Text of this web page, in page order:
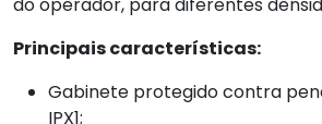
Principais características:
Gabinete protegido contra
IPX1;